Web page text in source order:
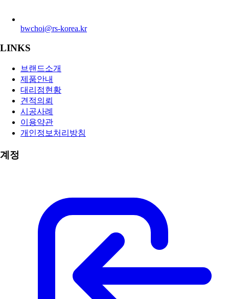
bwchoi@rs-korea.kr
LINKS
브랜드소개
제품안내
대리점현황
견적의뢰
시공사례
이용약관
개인정보처리방침
계정